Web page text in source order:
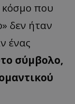
που
δεν ήταν
ένας
σύμβολο,